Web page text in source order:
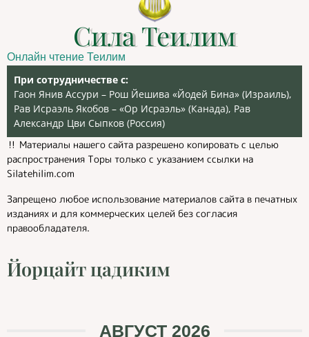
Сила Теилим
Онлайн чтение Теилим
При сотрудничестве с:
Гаон Янив Ассури – Рош Йешива «Йодей Бина» (Израиль),
Рав Исраэль Якобов – «Ор Исраэль» (Канада), Рав
Александр Цви Сыпков (Россия)
‼️ Материалы нашего сайта разрешено копировать с целью
распространения Торы только с указанием ссылки на
Silatehilim.com
Запрещено любое использование материалов сайта в печатных
изданиях и для коммерческих целей без согласия
правообладателя.
Йорцайт цадиким
АВГУСТ 2026